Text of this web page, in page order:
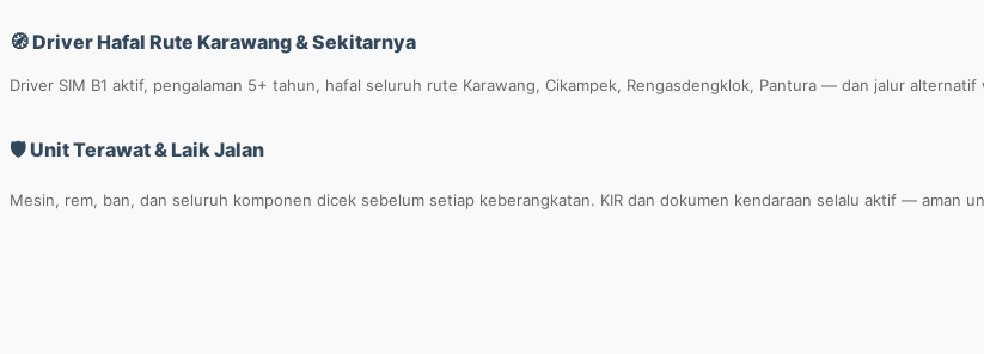
🧭 Driver Hafal Rute Karawang & Sekitarnya
Driver SIM B1 aktif, pengalaman 5+ tahun, hafal seluruh rute Karawang, Cikampek, Rengasdengklok, Pantura — dan jalur alternatif
🛡️ Unit Terawat & Laik Jalan
Mesin, rem, ban, dan seluruh komponen dicek sebelum setiap keberangkatan. KIR dan dokumen kendaraan selalu aktif — aman